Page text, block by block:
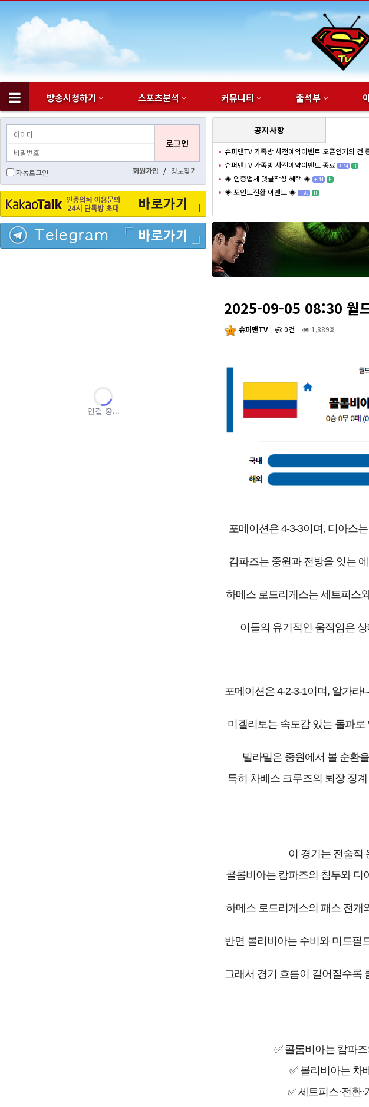
방송시청하기 스포츠분석 커뮤니티 출석부
하위분류
자동로그인 회원가입 / 정보찾기
바로가기
바로가기
공지사항
슈퍼맨TV 가족방 사전예약이벤트 오픈연기의 건
슈퍼맨TV 가족방 사전예약이벤트 종료 +74 H
◈ 인증업체 댓글작성 혜택 ◈ +44 H
◈ 포인트전환 이벤트 ◈ +93 H
2025-09-05 08:30 월
슈퍼맨TV 0건 1,889회
포메이션은 4-3-3이며, 디아스
캄파즈는 중원과 전방을 잇는
하메스 로드리게스는 세트피스
이들의 유기적인 움직임은
포메이션은 4-2-3-1이며, 알가라
미겔리토는 속도감 있는 돌파
빌라밀은 중원에서 볼 순환
특히 차베스 크루즈의 퇴장 징
이 경기는 전술적
콜롬비아는 캄파즈의 침투와 디
하메스 로드리게스의 패스 전개
반면 볼리비아는 수비와 미드필
그래서 경기 흐름이 길어질수록
✅ 콜롬비아는 캄파
✅ 볼리비아는 차
✅ 세트피스·전환